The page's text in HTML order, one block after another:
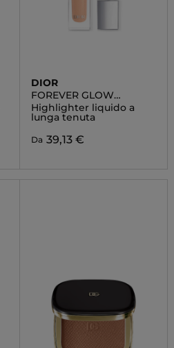
DIOR
FOREVER GLOW
MAXIMAIZER
Highlighter liquido a
lunga tenuta
Da 39,13 €